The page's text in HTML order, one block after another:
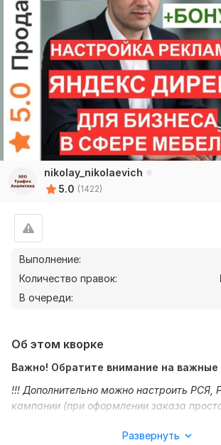
nikolay_nikolaevich
5.0 (1422)
Выполнение:
Количество правок:
В очереди:
Об этом кворке
Важно! Обратите внимание на важные
!!! Дополнительно можно настроить РСЯ,
кампании (при оформлении заказа
Развернуть